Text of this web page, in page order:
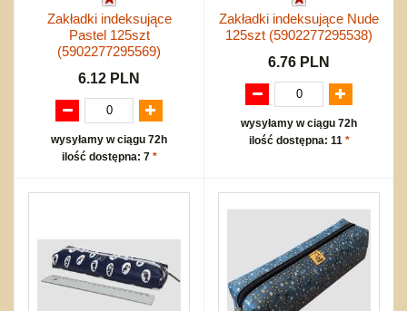
Zakładki indeksujące
Pastel 125szt
(5902277295569)
6.12 PLN
wysyłamy w ciągu 72h
ilość dostępna: 7 *
Zakładki indeksujące Nude
125szt (5902277295538)
6.76 PLN
wysyłamy w ciągu 72h
ilość dostępna: 11 *